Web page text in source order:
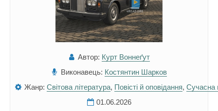
Автор: Курт Воннеґут
Виконавець: Костянтин Шарков
Жанр: Світова література, Повісті й оповідання, Сучасна
01.06.2026